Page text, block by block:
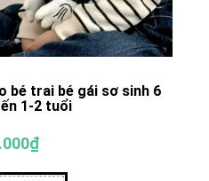
bé trai bé gái sơ sinh 6
1-2 tuổi